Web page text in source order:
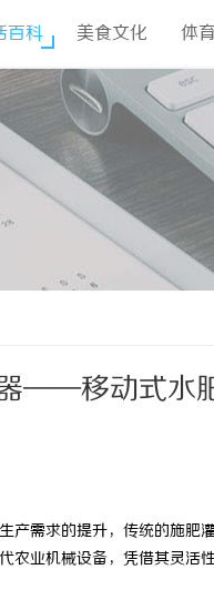
百科 美食文化 体
——移动式水
产需求的提升，传统的施
农业机械设备，凭借其灵